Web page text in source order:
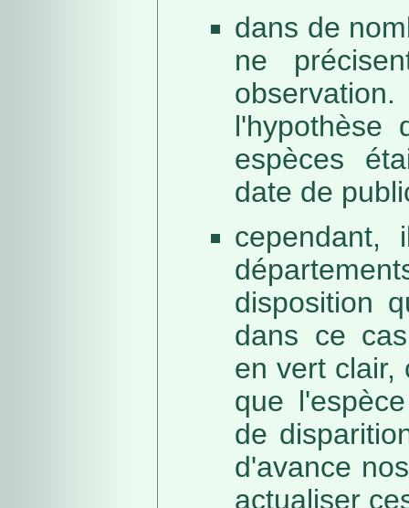
dans de
ne
l'hypothèse
espèces
date de
cependant,
disposition
dans ce
en vert clair,
que
de
d'avance
actualiser